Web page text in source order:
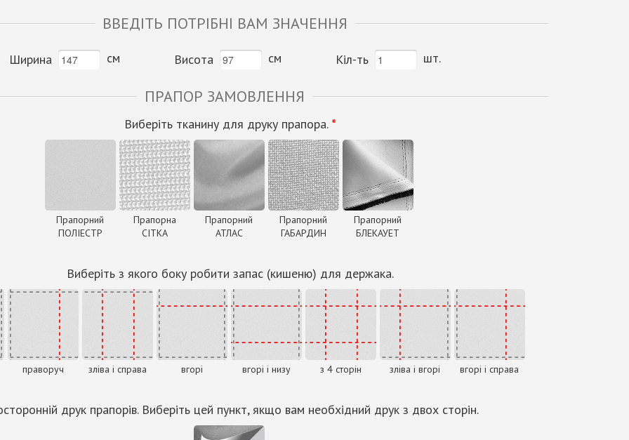
ВВЕДІТЬ ПОТРІБНІ ВАМ ЗНАЧЕННЯ
Ширина см Висота см Кіл-ть шт.
ПРАПОР ЗАМОВЛЕННЯ
Виберіть тканину для друку прапора. *
Прапорний
ПОЛІЕСТР
Прапорна
СІТКА
Прапорний
АТЛАС
Прапорний
ГАБАРДИН
Прапорний
БЛЕКАУЕТ
Виберіть з якого боку робити запас (кишеню) для держака.
праворуч зліва і справа вгорі вгорі і низу з 4 сторін зліва і вгорі вгорі і справа
друк прапорів. Виберіть цей пункт, якщо вам необхідний друк з двох сторін.